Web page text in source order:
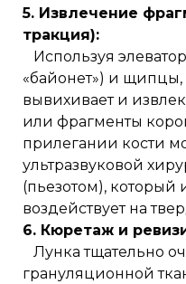
5. Извлечение
тракция):
Используя
«байонет») и щипцы,
вывихивает и
или фрагменты
прилегании кости
ультразвуковой
(пьезотом), который
воздействует на
6. Кюретаж и
Лунка тщательно
грануляционной